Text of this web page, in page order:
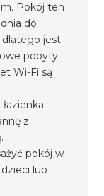
Pokój ten
do
dlatego jest
pobyty.
Wi-Fi są
z
pokój w
lub